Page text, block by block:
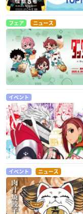
フェア ニュース
イベント
イベント ニュース